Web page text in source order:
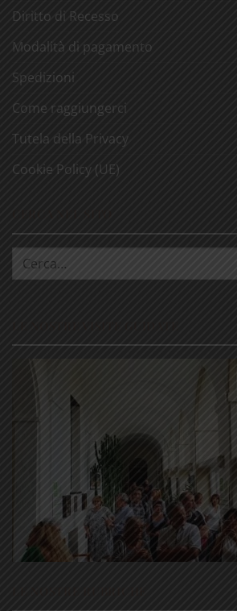
Diritto di Recesso
Modalità di pagamento
Spedizioni
Come raggiungerci
Tutela della Privacy
Cookie Policy (UE)
Cerca: